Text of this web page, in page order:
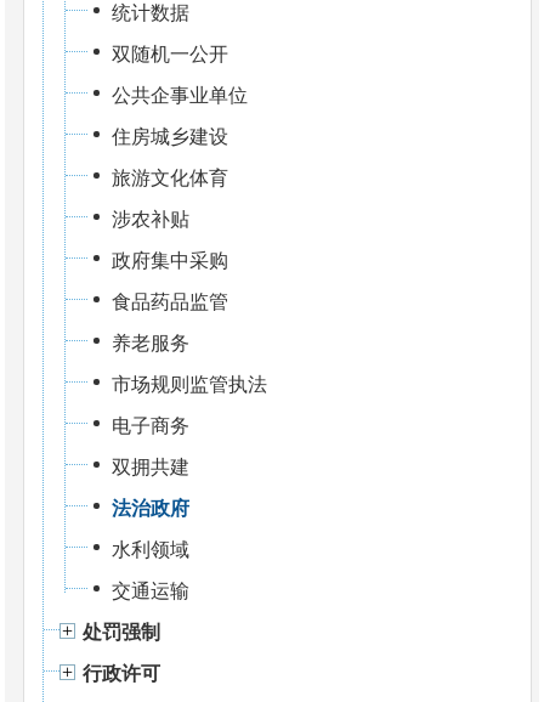
统计数据
双随机一公开
公共企事业单位
住房城乡建设
旅游文化体育
涉农补贴
政府集中采购
食品药品监管
养老服务
市场规则监管执法
电子商务
双拥共建
法治政府
水利领域
交通运输
处罚强制
行政许可